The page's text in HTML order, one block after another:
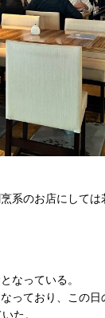
系のお店にして
なっている。
っており、この
た。